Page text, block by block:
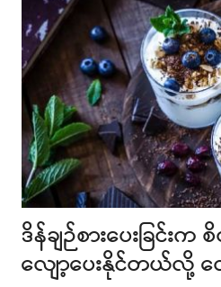
ဒိန်ချဉ်စားပေးခြင်း
လျော့ပေးနိုင်တယ်လို့